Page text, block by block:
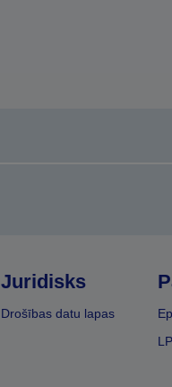
Juridisks
Drošības datu lapas